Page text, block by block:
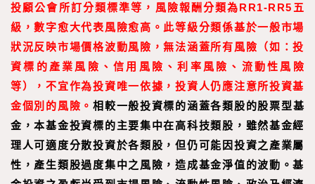
投顧公會所訂分類標準等，風險報酬分類為RR1-RR5五
級，數字愈大代表風險愈高。此等級分類係基於一般市場
狀況反映市場價格波動風險，無法涵蓋所有風險（如：投
資標的產業風險、信用風險、利率風險、流動性風險
等），不宜作為投資唯一依據，投資人仍應注意所投資基
金個別的風險。相較一般投資標的涵蓋各類股的股票型基
金，本基金投資標的主要集中在高科技類股，雖然基金經
理人可適度分散投資於各類股，但仍可能因投資之產業屬
性，產生類股過度集中之風險，造成基金淨值的波動。基